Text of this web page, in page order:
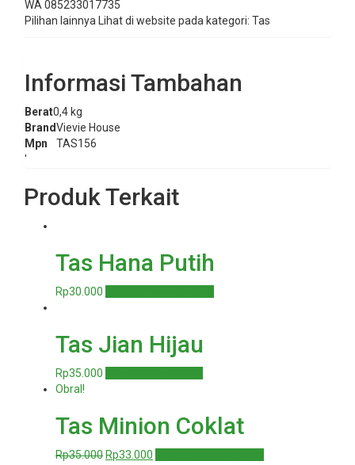
WA 085233017735
Pilihan lainnya Lihat di website pada kategori: Tas
Informasi Tambahan
Berat0,4 kg
BrandVievie House
Mpn
TAS156
'
Produk Terkait
Tas Hana Putih
Rp30.000
Tas Jian Hijau
Rp35.000
Obral!
Tas Minion Coklat
Rp35.000Harga
Rp33.000